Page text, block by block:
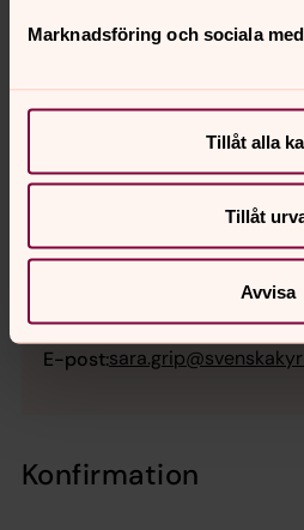
Marknadsföring och sociala
Tillåt alla
Tillåt
Avvisa
Sara Grip
Pedagog,
E-post:
Konfirmation